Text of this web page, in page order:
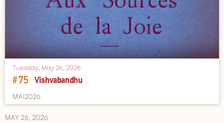
Tuesday, May 26, 2026
#75 Vishvabandhu
MAI2026
MAY 26, 2026